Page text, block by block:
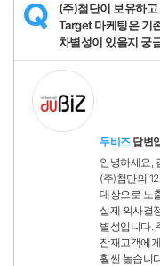
Q
(주)첨단이 보유하
Target 마케팅은 기
차별성이 있을지 궁
두비즈답변
안녕하세요,
(주)첨단의
대상으로 노
실제 의사결
별성입니다.
잠재고객에
훨씬 높습니